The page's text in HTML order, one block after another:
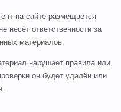
на сайте размещается
несёт ответственности за
материалов.
нарушает правила или
он будет удалён или